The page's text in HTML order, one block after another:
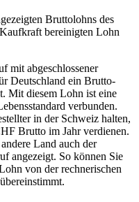
Bruttolohns des
bereinigten Lohn
mit abgeschlossener
Deutschland ein Brutto-
Mit diesem Lohn ist eine
verbunden.
in der Schweiz halten,
Brutto im Jahr verdienen.
Land auch der
angezeigt. So können Sie
von der rechnerischen